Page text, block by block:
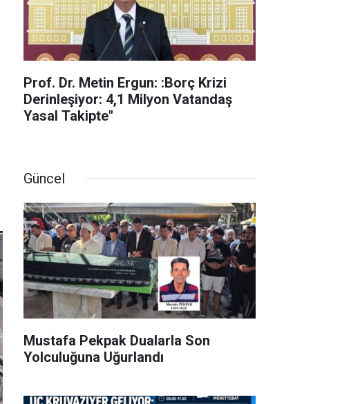
Prof. Dr. Metin Ergun: :Borç Krizi
Derinleşiyor: 4,1 Milyon Vatandaş
Yasal Takipte"
Güncel
Mustafa Pekpak Dualarla Son
Yolculuğuna Uğurlandı